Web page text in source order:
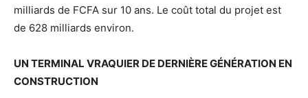
milliards de FCFA sur 10 ans. Le coût total du projet est
de 628 milliards environ.
UN TERMINAL VRAQUIER DE DERNIÈRE GÉNÉRATION EN
CONSTRUCTION